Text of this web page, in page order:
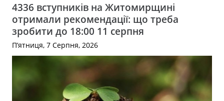
4336 вступників на Житомирщині
отримали рекомендації: що треба
зробити до 18:00 11 серпня
П’ятниця, 7 Серпня, 2026